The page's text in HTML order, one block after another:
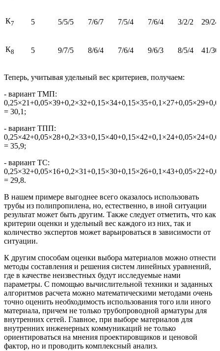
К7 5 5/5/5 7/6/7 7/5/4 7/6/4 3/2/2 29/
К8 5 9/7/5 8/6/4 7/6/4 9/6/3 8/5/4 41/
Теперь, учитывая удельный вес критериев, получаем:
- вариант ТМП:
= 30,1;
- вариант ТПП:
= 35,9;
- вариант ТС:
= 29,8.
В нашем примере выгоднее всего оказалось использовать
трубы из полипропилена, но, естественно, в иной ситуации
результат может быть другим. Также следует отметить, что как
критерии оценки и удельный вес каждого из них, так и
количество экспертов может варьироваться в зависимости от
ситуации.
К другим способам оценки выбора материалов можно отнести
методы составления и решения систем линейных уравнений,
где в качестве неизвестных будут исследуемые нами
параметры. С помощью вычислительной техники и заданных
алгоритмов расчета можно математическими методами очень
точно оценить необходимость использования того или иного
материала, причем не только трубопроводной арматуры для
внутренних сетей. Главное, при выборе материалов для
внутренних инженерных коммуникаций не только
ориентироваться на мнения проектировщиков и ценовой
фактор, но и проводить комплексный анализ.